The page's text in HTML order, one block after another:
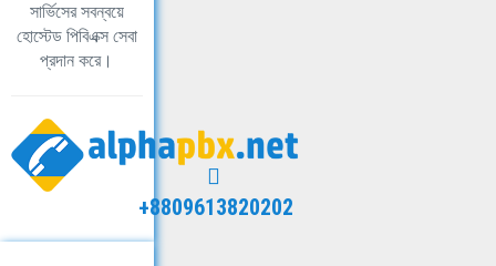
সার্ভিসের সবন্বয়ে
হোস্টেড পিবিএক্স সেবা
প্রদান করে।
+8809613820202